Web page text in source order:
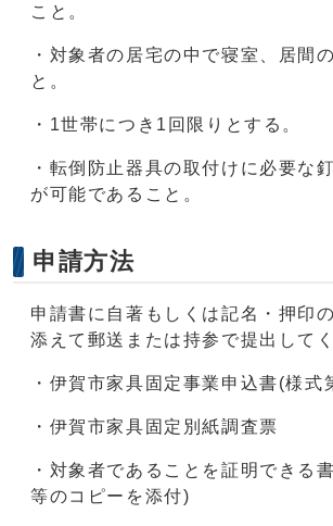
こと。
・対象者の居宅の中で寝室、居間
と。
・1世帯につき1回限りとする。
・転倒防止器具の取付けに必要な
が可能であること。
申請方法
申請書に自著もしくは記名・押印
添えて郵送または持参で提出してく
・伊賀市家具固定事業申込書(様式
・伊賀市家具固定別紙調査票
・対象者であることを証明できる
等のコピーを添付)